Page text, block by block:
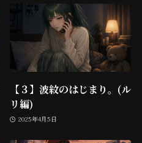
【３】波紋のはじまり。(ル
リ編)
2025年4月5日